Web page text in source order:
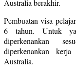
Australia berakhir.
Pembuatan visa
6 tahun. Untuk
diperkenankan
diperkenankan
Australia.